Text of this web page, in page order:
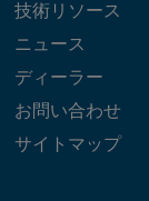
技術リソース
ニュース
ディーラー
お問い合わせ
サイトマップ